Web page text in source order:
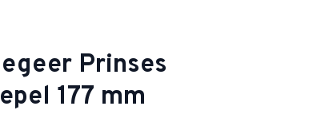
Prinses
177 mm